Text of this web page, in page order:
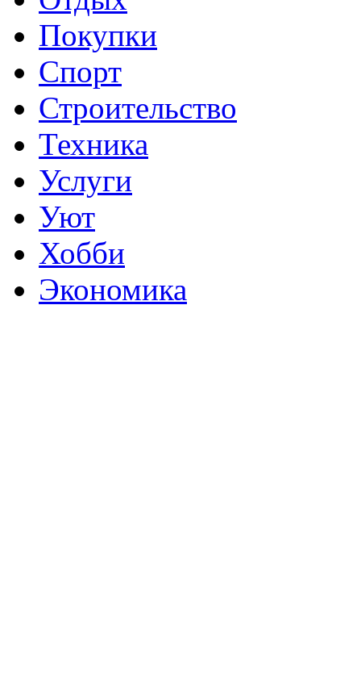
Покупки
Спорт
Строительство
Техника
Услуги
Уют
Хобби
Экономика